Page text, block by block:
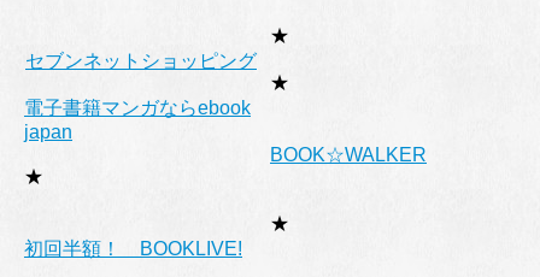
★
セブンネットショッピング
★
電子書籍マンガならebook
japan
★
BOOK☆WALKER
★
初回半額！ BOOKLIVE!